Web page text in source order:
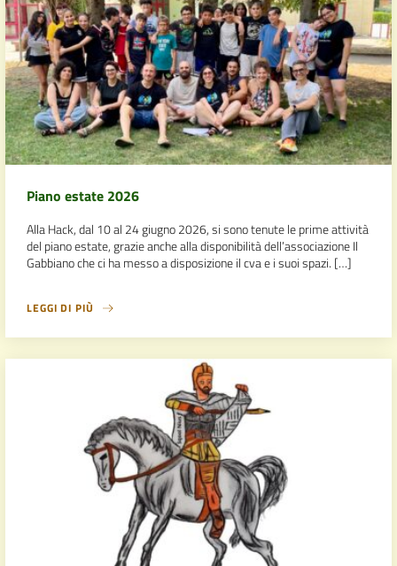
Piano estate 2026
Alla Hack, dal 10 al 24 giugno 2026, si sono tenute le prime attività
del piano estate, grazie anche alla disponibilità dell’associazione Il
Gabbiano che ci ha messo a disposizione il cva e i suoi spazi. […]
LEGGI DI PIÙ